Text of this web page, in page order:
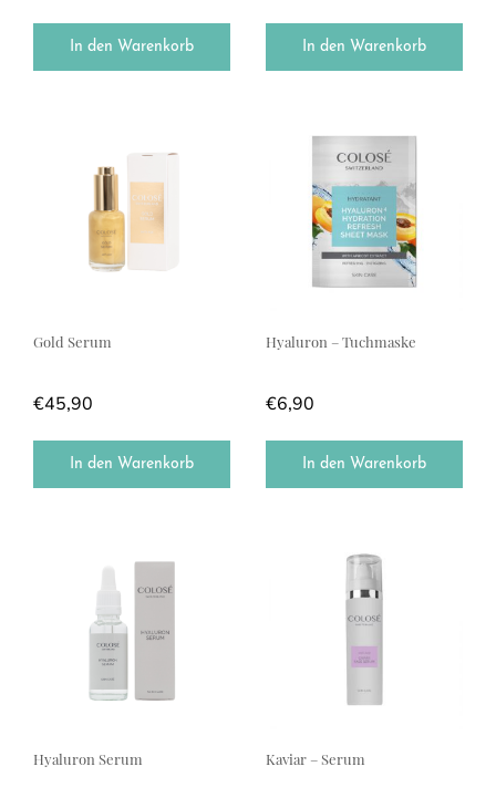
In den Warenkorb In den Warenkorb
Gold Serum
€45,90
In den Warenkorb
Hyaluron – Tuchmaske
€6,90
In den Warenkorb
Hyaluron Serum Kaviar – Serum